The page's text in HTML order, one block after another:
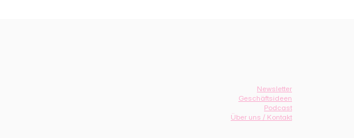
Newsletter
Geschäftsideen
Podcast
Über uns / Kontakt